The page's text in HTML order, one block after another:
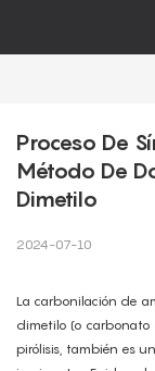
Proceso De
Método De
Dimetilo
2024-07-10
La carbonilación de
dimetilo (o carbonato
pirólisis, también es